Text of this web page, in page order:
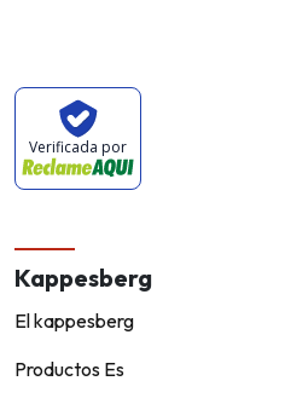
Verificada por
Kappesberg
El kappesberg
Productos Es